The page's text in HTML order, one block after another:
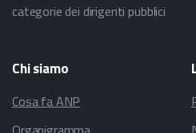
categorie dei dirigenti pubblici
Chisiamo
Cosa fa ANP